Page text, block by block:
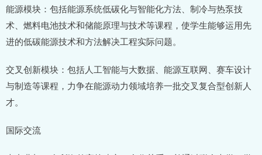
能源模块：包括能源系统低碳化与智能化方法、制冷与热泵技
术、燃料电池技术和储能原理与技术等课程，使学生能够运用先
进的低碳能源技术和方法解决工程实际问题。
交叉创新模块：包括人工智能与大数据、能源互联网、赛车设计
与制造等课程，力争在能源动力领域培养一批交叉复合型创新人
才。
国际交流